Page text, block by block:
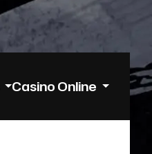
Casino Online